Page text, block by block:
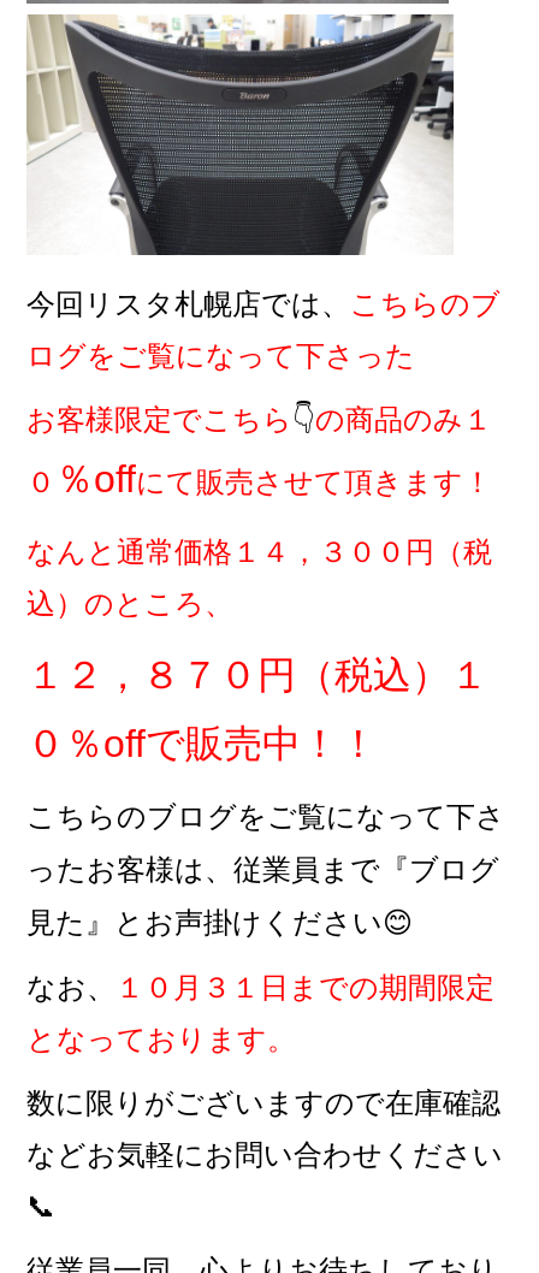
今回リスタ札幌店では、 こちらのブ
ログをご覧になって下さった
お客様限定でこちら 👇の商品のみ１
０ ％offにて販売させて頂きます！
なんと通常価格１４，３００円（税
込）のところ、
１２，８７０円（税込）１
０％offで販売中！！
こちらのブログをご覧になって下さ
ったお客様は、従業員まで『ブログ
見た』とお声掛けください😊
なお、
１０月３１日までの期間限定
となっております。
数に限りがございますので在庫確認
などお気軽にお問い合わせください
📞